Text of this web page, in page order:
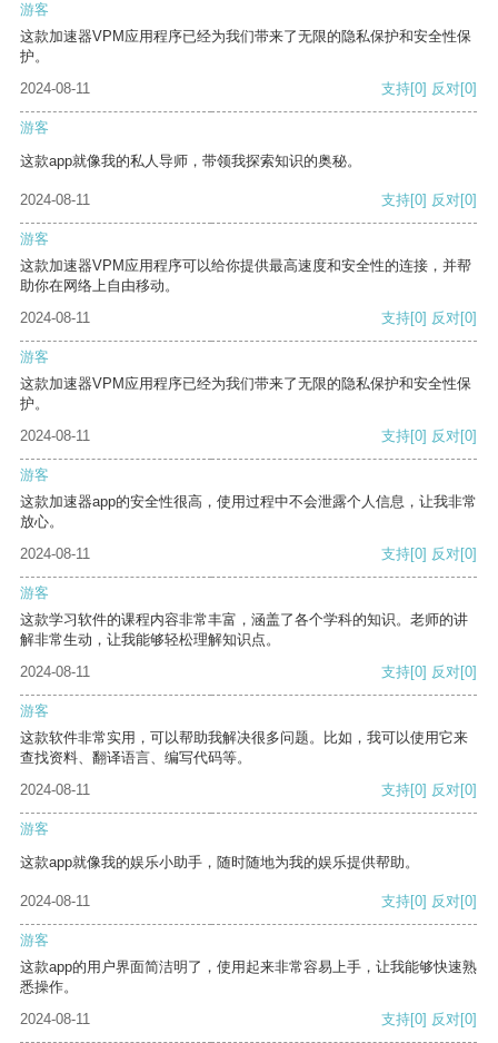
游客
这款加速器VPM应用程序已经为我们带来了无限的隐私保护和安全性保
护。
2024-08-11
支持[0] 反对[0]
游客
这款app就像我的私人导师，带领我探索知识的奥秘。
2024-08-11 支持[0] 反对[0]
游客
这款加速器VPM应用程序可以给你提供最高速度和安全性的连接，并帮
助你在网络上自由移动。
2024-08-11
支持[0] 反对[0]
游客
这款加速器VPM应用程序已经为我们带来了无限的隐私保护和安全性保
护。
2024-08-11
支持[0] 反对[0]
游客
这款加速器app的安全性很高，使用过程中不会泄露个人信息，让我非常
放心。
2024-08-11
支持[0] 反对[0]
游客
这款学习软件的课程内容非常丰富，涵盖了各个学科的知识。老师的讲
解非常生动，让我能够轻松理解知识点。
2024-08-11
支持[0] 反对[0]
游客
这款软件非常实用，可以帮助我解决很多问题。比如，我可以使用它来
查找资料、翻译语言、编写代码等。
2024-08-11
支持[0] 反对[0]
游客
这款app就像我的娱乐小助手，随时随地为我的娱乐提供帮助。
2024-08-11 支持[0] 反对[0]
游客
这款app的用户界面简洁明了，使用起来非常容易上手，让我能够快速熟
悉操作。
2024-08-11
支持[0] 反对[0]